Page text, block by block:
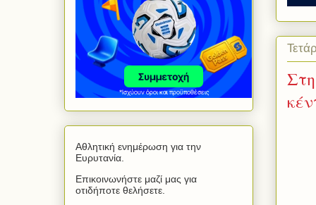
Αθλητική ενημέρωση για την
Ευρυτανία.
Επικοινωνήστε μαζί μας για
οτιδήποτε θελήσετε.